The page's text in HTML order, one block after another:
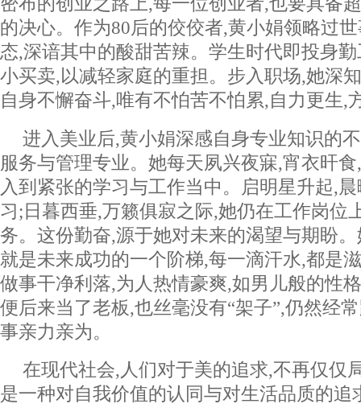
的决心。作为80后的佼佼者,黄小娟领略过
态,深谙其中的酸甜苦辣。学生时代即投身
小买卖,以减轻家庭的重担。步入职场,她深
自身不懈奋斗,唯有不怕苦不怕累,自力更生,
进入美业后,黄小娟深感自身专业知识的
服务与管理专业。她每天夙兴夜寐,宵衣旰
入到紧张的学习与工作当中。启明星升起,
习;日暮西垂,万籁俱寂之际,她仍在工作岗位
务。这份勤奋,源于她对未来的渴望与期盼
就是未来成功的一个阶梯,每一滴汗水,都是
做事干净利落,为人热情豪爽,如男儿般的性
便后来当了老板,也丝毫没有“架子”,仍然经
事亲力亲为。
在现代社会,人们对于美的追求,不再仅仅
是一种对自我价值的认同与对生活品质的追